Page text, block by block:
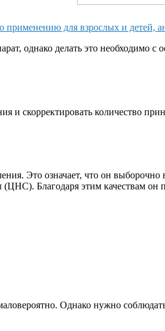
для взрослых и детей,
однако делать это необходимо
и скорректировать количество
Это означает, что он
Благодаря этим качествам
Однако нужно